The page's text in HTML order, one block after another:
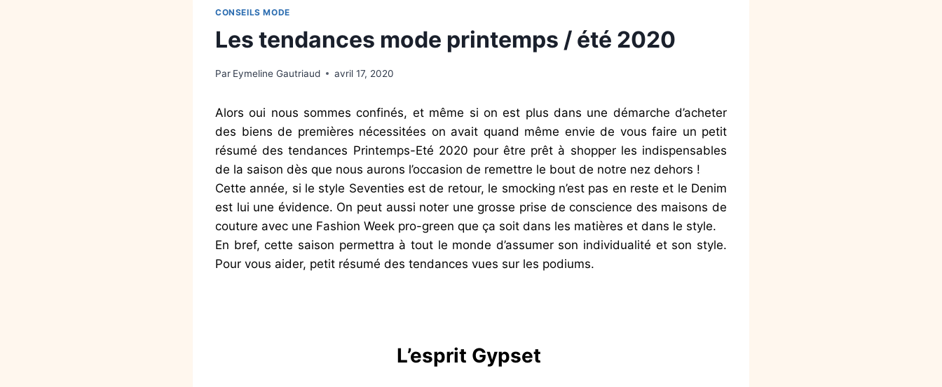
CONSEILS MODE
Les tendances mode printemps / été 2020
Par Eymeline Gautriaud avril 17, 2020
Alors oui nous sommes confinés, et même si on est plus dans une démarche d’acheter
des biens de premières nécessitées on avait quand même envie de vous faire un petit
résumé des tendances Printemps-Eté 2020 pour être prêt à shopper les indispensables
de la saison dès que nous aurons l’occasion de remettre le bout de notre nez dehors !
Cette année, si le style Seventies est de retour, le smocking n’est pas en reste et le Denim
est lui une évidence. On peut aussi noter une grosse prise de conscience des maisons de
couture avec une Fashion Week pro-green que ça soit dans les matières et dans le style.
En bref, cette saison permettra à tout le monde d’assumer son individualité et son style.
Pour vous aider, petit résumé des tendances vues sur les podiums.
L’esprit Gypset